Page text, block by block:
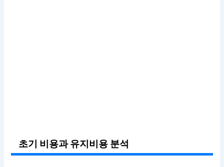
초기 비용과 유지비용 분석